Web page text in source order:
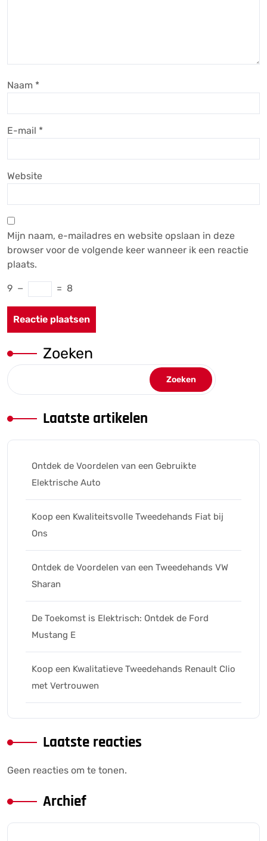
Naam *
E-mail *
Website
Mijn naam, e-mailadres en website opslaan in deze
browser voor de volgende keer wanneer ik een reactie
plaats.
9 − = 8
Zoeken
Zoeken
Laatste artikelen
Ontdek de Voordelen van een Gebruikte
Elektrische Auto
Koop een Kwaliteitsvolle Tweedehands Fiat bij
Ons
Ontdek de Voordelen van een Tweedehands VW
Sharan
De Toekomst is Elektrisch: Ontdek de Ford
Mustang E
Koop een Kwalitatieve Tweedehands Renault Clio
met Vertrouwen
Laatste reacties
Geen reacties om te tonen.
Archief